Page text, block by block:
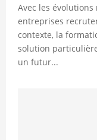
Avec les
entreprises
contexte, la
solution
un futur...